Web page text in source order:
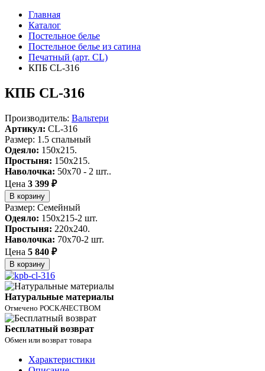
Главная
Каталог
Постельное белье
Постельное белье из сатина
Печатный (арт. СL)
КПБ CL-316
КПБ CL-316
Производитель: Вальтери
Артикул: CL-316
Размер: 1.5 спальный
Одеяло: 150x215.
Простыня: 150x215.
Наволочка: 50x70 - 2 шт..
Цена 3 399 ₽
В корзину
Размер: Семейный
Одеяло: 150x215-2 шт.
Простыня: 220x240.
Наволочка: 70x70-2 шт.
Цена 5 840 ₽
В корзину
Натуральные материалы
Отмечено РОСКАЧЕСТВОМ
Бесплатный возврат
Обмен или возврат товара
Характеристики